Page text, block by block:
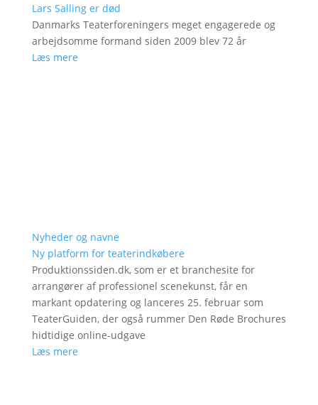
Lars Salling er død
Danmarks Teaterforeningers meget engagerede og
arbejdsomme formand siden 2009 blev 72 år
Læs mere
Nyheder og navne
Ny platform for teaterindkøbere
Produktionssiden.dk, som er et branchesite for
arrangører af professionel scenekunst, får en
markant opdatering og lanceres 25. februar som
TeaterGuiden, der også rummer Den Røde Brochures
hidtidige online-udgave
Læs mere